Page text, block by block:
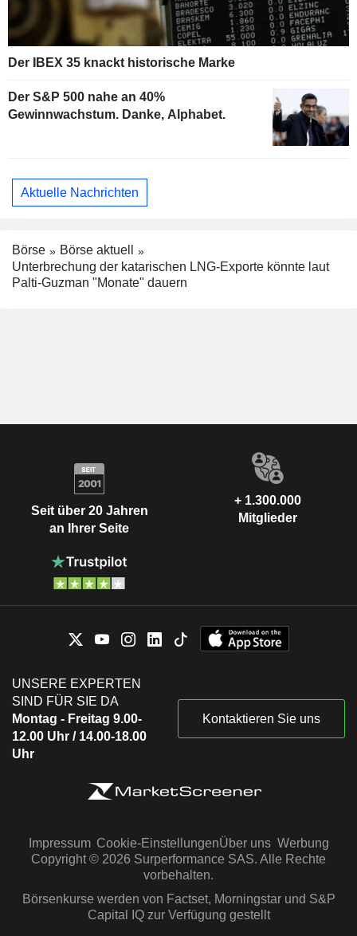
Der IBEX 35 knackt historische Marke
Der S&P 500 nahe an 40%
Gewinnwachstum. Danke, Alphabet.
Aktuelle Nachrichten
Börse
Börse aktuell
Unterbrechung der katarischen LNG-Exporte könnte laut
Palti-Guzman "Monate" dauern
Seit über 20 Jahren
an Ihrer Seite
+ 1.300.000
Mitglieder
UNSERE EXPERTEN
SIND FÜR SIE DA
Montag - Freitag 9.00-
12.00 Uhr / 14.00-18.00
Uhr
Kontaktieren Sie uns
Impressum Cookie-EinstellungenÜber uns Werbung
Copyright © 2026 Surperformance SAS. Alle Rechte
vorbehalten.
Börsenkurse werden von Factset, Morningstar und S&P
Capital IQ zur Verfügung gestellt